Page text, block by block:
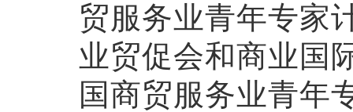
贸服务业青年专家
业贸促会和商业国
国商贸服务业青年